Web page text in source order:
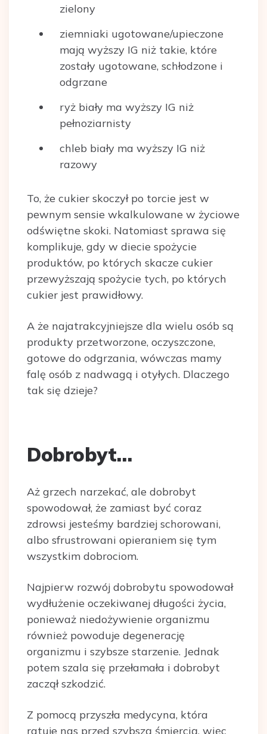
zielony
ziemniaki ugotowane/upieczone
mają wyższy IG niż takie, które
zostały ugotowane, schłodzone i
odgrzane
ryż biały ma wyższy IG niż
pełnoziarnisty
chleb biały ma wyższy IG niż
razowy
To, że cukier skoczył po torcie jest w
pewnym sensie wkalkulowane w życiowe
odświętne skoki. Natomiast sprawa się
komplikuje, gdy w diecie spożycie
produktów, po których skacze cukier
przewyższają spożycie tych, po których
cukier jest prawidłowy.
A że najatrakcyjniejsze dla wielu osób są
produkty przetworzone, oczyszczone,
gotowe do odgrzania, wówczas mamy
falę osób z nadwagą i otyłych. Dlaczego
tak się dzieje?
Dobrobyt…
Aż grzech narzekać, ale dobrobyt
spowodował, że zamiast być coraz
zdrowsi jesteśmy bardziej schorowani,
albo sfrustrowani opieraniem się tym
wszystkim dobrociom.
Najpierw rozwój dobrobytu spowodował
wydłużenie oczekiwanej długości życia,
ponieważ niedożywienie organizmu
również powoduje degenerację
organizmu i szybsze starzenie. Jednak
potem szala się przełamała i dobrobyt
zaczął szkodzić.
Z pomocą przyszła medycyna, która
ratuje nas przed szybszą śmiercią, więc